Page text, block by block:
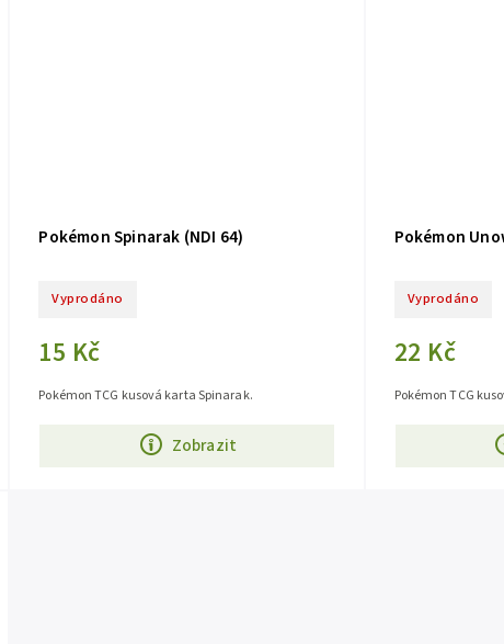
Pokémon Spinarak (NDI 64)
Vyprodáno
15 Kč
Zobrazit
Pokémon TCG kusová karta Spinarak.
Pokémon
Vyprodáno
22 Kč
Pokémon TCG